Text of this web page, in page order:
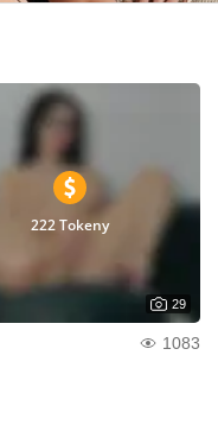
222 Tokeny
29
1083